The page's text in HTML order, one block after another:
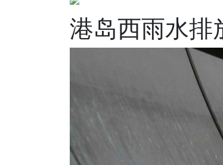
港岛西雨水排